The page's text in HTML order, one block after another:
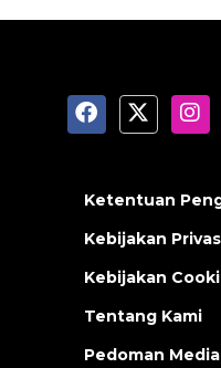
Ketentuan
Kebijakan
Kebijakan
Tentang Kami
Pedoman